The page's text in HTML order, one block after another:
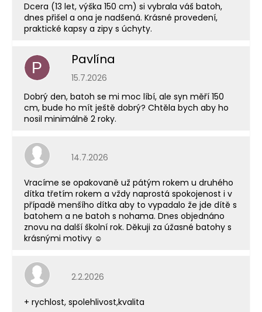
Dcera (13 let, výška 150 cm) si vybrala váš batoh,
dnes přišel a ona je nadšená. Krásné provedení,
praktické kapsy a zipy s úchyty.
P Pavlína
Hodnocení obchodu je 5 z 5 hvězdiček.
15.7.2026
Dobrý den, batoh se mi moc líbí, ale syn měří 150
cm, bude ho mít ještě dobrý? Chtěla bych aby ho
nosil minimálně 2 roky.
Hodnocení obchodu je 5 z 5 hvězdiček.
14.7.2026
Vracíme se opakovaně už pátým rokem u druhého
dítka třetím rokem a vždy naprostá spokojenost i v
případě menšího dítka aby to vypadalo že jde dítě s
batohem a ne batoh s nohama. Dnes objednáno
znovu na další školní rok. Děkuji za úžasné batohy s
krásnými motivy ☺️
Hodnocení obchodu je 5 z 5 hvězdiček.
2.2.2026
+ rychlost, spolehlivost,kvalita